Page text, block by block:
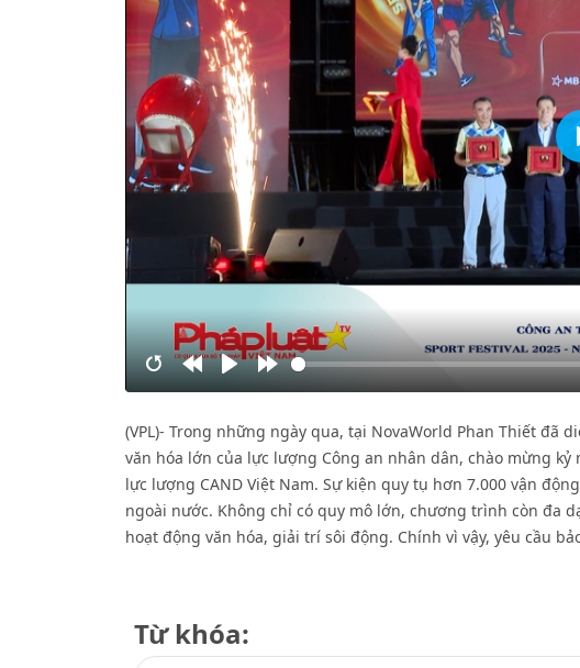
RestartRewindPlay Forward
(VPL)- Trong những ngày qua, tại NovaWorld Phan Thiết đã
văn hóa lớn của lực lượng Công an nhân dân, chào mừng
lực lượng CAND Việt Nam. Sự kiện quy tụ hơn 7.000 vận
ngoài nước. Không chỉ có quy mô lớn, chương trình còn đa
hoạt động văn hóa, giải trí sôi động. Chính vì vậy, yêu cầu
Từ khóa: